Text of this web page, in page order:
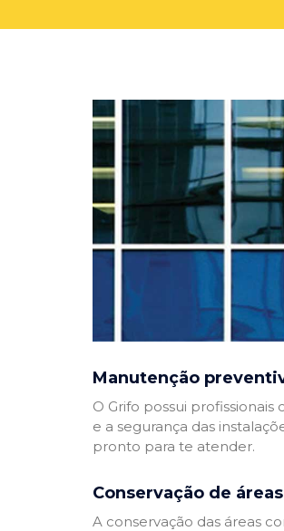
Manutenção
O Grifo possui
e a segurança das
pronto para te atender.
Conservação de
A conservação das áreas